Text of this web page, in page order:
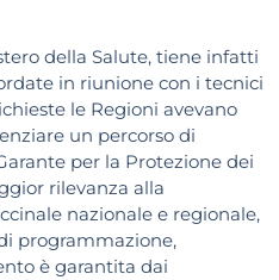
della Salute, tiene infatti
in riunione con i tecnici
le Regioni avevano
un percorso di
per la Protezione dei
rilevanza alla
nazionale e regionale,
programmazione,
è garantita dai